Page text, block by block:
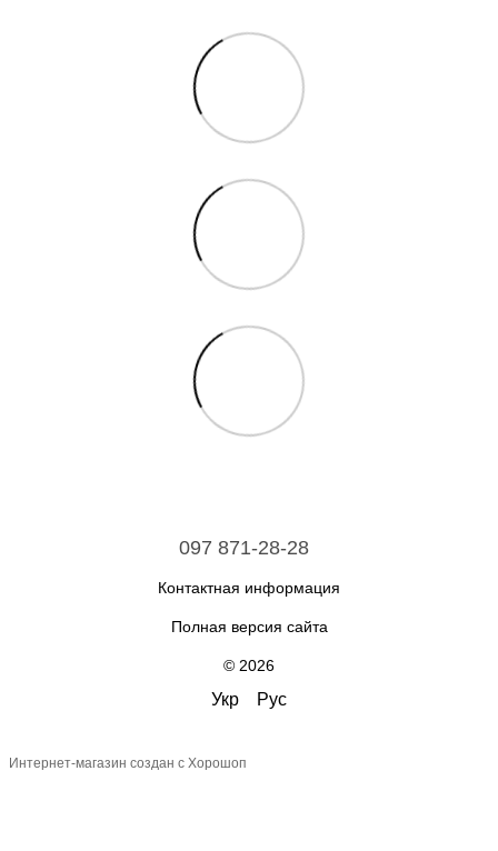
097 871-28-28
Контактная информация
Полная версия сайта
© 2026
Укр Рус
Интернет-магазин создан с Хорошоп